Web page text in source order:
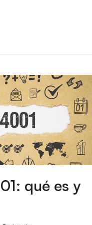
qué es y